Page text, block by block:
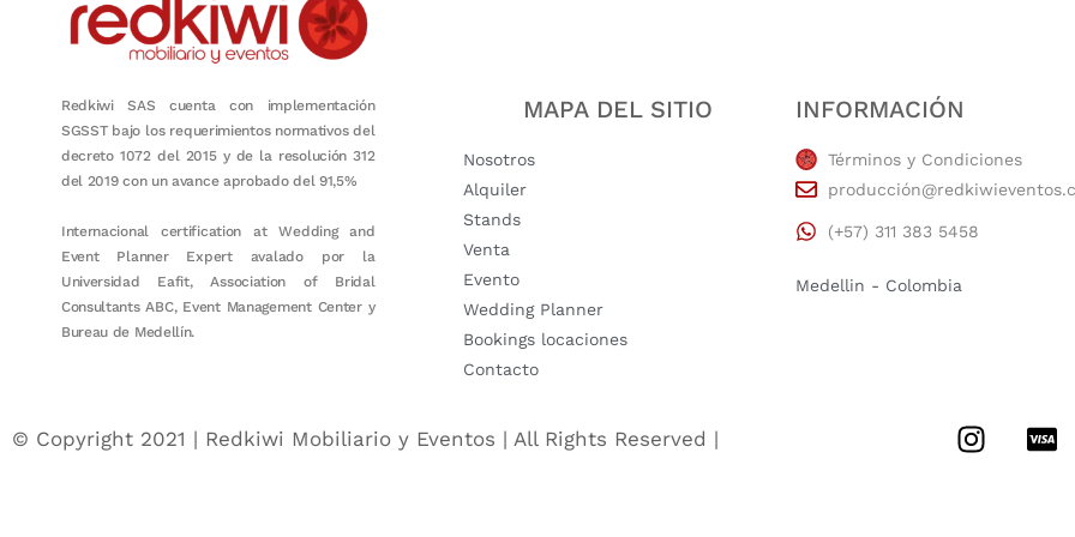
Redkiwi SAS cuenta con implementación
SGSST bajo los requerimientos normativos del
decreto 1072 del 2015 y de la resolución 312
del 2019 con un avance aprobado del 91,5%
Internacional certification at Wedding and
Event Planner Expert avalado por la
Universidad Eafit, Association of Bridal
Consultants ABC, Event Management Center y
Bureau de Medellín.
MAPA DEL SITIO
Nosotros
Alquiler
Stands
Venta
Evento
Wedding Planner
Bookings locaciones
Contacto
INFORMACIÓN
Términos y Condiciones
(+57) 311 383 5458
Medellin - Colombia
© Copyright 2021 | Redkiwi Mobiliario y Eventos | All Rights Reserved |